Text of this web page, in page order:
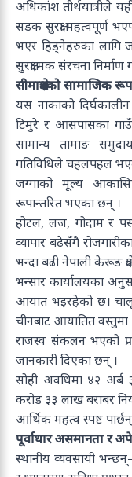
अधिकांश तीर्थयात्रीले
सडक सुरक्षा महत्वपूर्ण
भएर हिड्नेहरुका लागि
सुरक्षात्मक संरचना
सीमाक्षेत्रको सामाजिक
यस नाकाको
टिमुरे र आसपासका
सामान्य तामाङ
गतिविधिले चहलपहल
जग्गाको मूल्य
रूपान्तरित भएका छन् ।
होटल, लज, गोदाम र
व्यापार बढेसँगै
भन्दा बढी नेपाली केरूङ
भन्सार कार्यालयका
आयात भइरहेको छ।
चीनबाट आयातित
राजस्व संकलन भएको
जानकारी दिएका छन् ।
सोही अवधिमा ४२
करोड ३३ लाख बराबर
आर्थिक महत्व स्पष्ट
पूर्वाधार असमानता र
स्थानीय व्यवसायी